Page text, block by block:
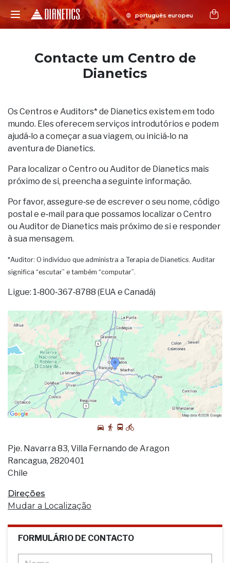
Contacte um Centro de
Dianetics
Os Centros e Auditors* de Dianetics existem em todo
mundo. Eles oferecem serviços introdutórios e podem
ajudá‑lo a começar a sua viagem, ou iniciá‑lo na
aventura de Dianetics.
Para localizar o Centro ou Auditor de Dianetics mais
próximo de si, preencha a seguinte informação.
Por favor, assegure‑se de escrever o seu nome, código
postal e e‑mail para que possamos localizar o Centro
ou Auditor de Dianetics mais próximo de si e responder
à sua mensagem.
*Auditor: O indivíduo que administra a Terapia de Dianetics. Auditar
significa “escutar” e também “computar”.
Ligue: 1‑800‑367‑8788 (EUA e Canadá)
Pje. Navarra 83, Villa Fernando de Aragon
Rancagua, 2820401
Chile
Direções
Mudar a Localização
FORMULÁRIO DE CONTACTO